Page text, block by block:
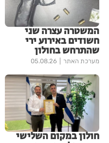
המשטרה עצרה שני
חשודים באירוע ירי
שהתרחש בחולון
מערכת האתר 05.08.26
חולון במקום השלישי